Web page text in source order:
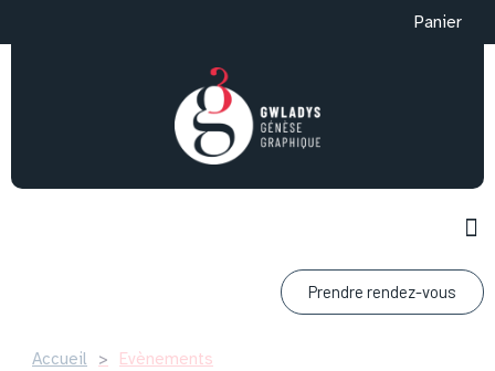
Panier
Prendre rendez-vous
Accueil > Evènements